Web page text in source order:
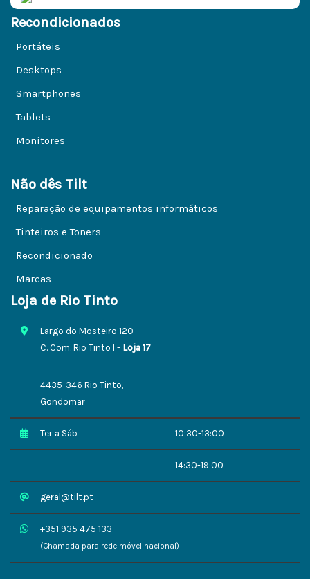
Recondicionados
Portáteis
Desktops
Smartphones
Tablets
Monitores
Não dês Tilt
Reparação de equipamentos informáticos
Tinteiros e Toners
Recondicionado
Marcas
Loja de Rio Tinto
Largo do Mosteiro 120
C. Com. Rio Tinto I - Loja 17
4435-346 Rio Tinto,
Gondomar
Ter a Sáb 10:30-13:00
14:30-19:00
geral@tilt.pt
+351 935 475 133
(Chamada para rede móvel nacional)